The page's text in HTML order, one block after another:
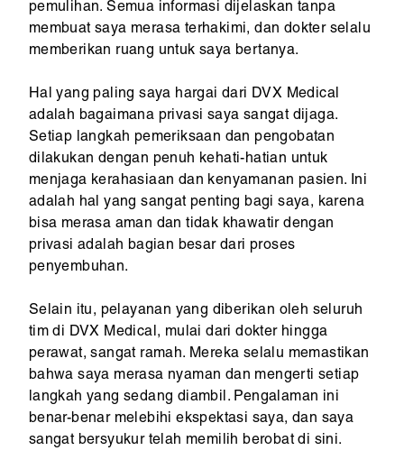
pemulihan. Semua informasi dijelaskan tanpa
membuat saya merasa terhakimi, dan dokter selalu
memberikan ruang untuk saya bertanya.
Hal yang paling saya hargai dari DVX Medical
adalah bagaimana privasi saya sangat dijaga.
Setiap langkah pemeriksaan dan pengobatan
dilakukan dengan penuh kehati-hatian untuk
menjaga kerahasiaan dan kenyamanan pasien. Ini
adalah hal yang sangat penting bagi saya, karena
bisa merasa aman dan tidak khawatir dengan
privasi adalah bagian besar dari proses
penyembuhan.
Selain itu, pelayanan yang diberikan oleh seluruh
tim di DVX Medical, mulai dari dokter hingga
perawat, sangat ramah. Mereka selalu memastikan
bahwa saya merasa nyaman dan mengerti setiap
langkah yang sedang diambil. Pengalaman ini
benar-benar melebihi ekspektasi saya, dan saya
sangat bersyukur telah memilih berobat di sini.